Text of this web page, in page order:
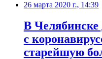
26 марта 2020 г., 14:39
В Челябинске
с
старейшую